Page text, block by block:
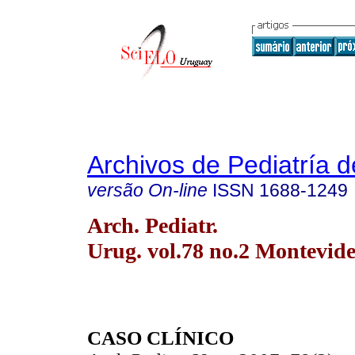
Archivos de Pediatría
versão On-line ISSN 1688-1249
Arch. Pediatr.
Urug. vol.78 no.2
CASO CLÍNICO